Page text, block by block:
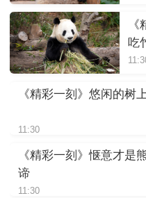
吃
《精彩一刻》悠闲的树
11:30
《精彩一刻》惬意才是
谛
11:30